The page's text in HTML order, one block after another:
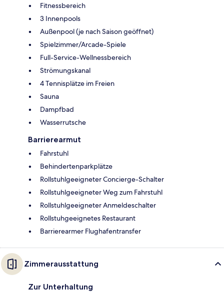
Fitnessbereich
3 Innenpools
Außenpool (je nach Saison geöffnet)
Spielzimmer/Arcade-Spiele
Full-Service-Wellnessbereich
Strömungskanal
4 Tennisplätze im Freien
Sauna
Dampfbad
Wasserrutsche
Barrierearmut
Fahrstuhl
Behindertenparkplätze
Rollstuhlgeeigneter Concierge-Schalter
Rollstuhlgeeigneter Weg zum Fahrstuhl
Rollstuhlgeeigneter Anmeldeschalter
Rollstuhgeeignetes Restaurant
Barrierearmer Flughafentransfer
Zimmerausstattung
Zur Unterhaltung